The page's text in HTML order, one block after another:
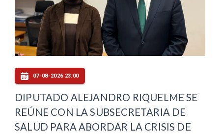
07-08-2026 23:00
DIPUTADO ALEJANDRO RIQUELME SE
REÚNE CON LA SUBSECRETARIA DE
SALUD PARA ABORDAR LA CRISIS DE